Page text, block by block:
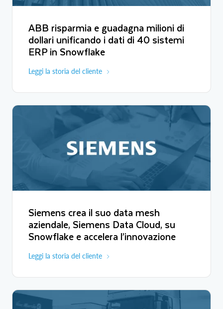
ABB risparmia e guadagna milioni di
dollari unificando i dati di 40 sistemi
ERP in Snowflake
Leggi la storia del cliente
Siemens crea il suo data mesh
aziendale, Siemens Data Cloud, su
Snowflake e accelera l’innovazione
Leggi la storia del cliente